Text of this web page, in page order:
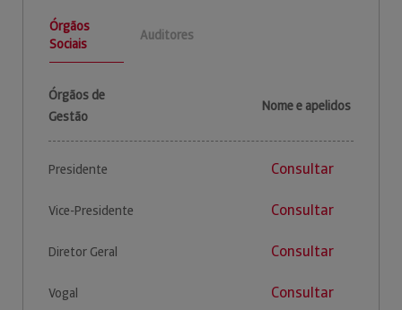
Órgãos
Sociais
Auditores
Órgãos de
Gestão
Nome e apelidos
Presidente Consultar
Vice-Presidente Consultar
Diretor Geral Consultar
Vogal Consultar